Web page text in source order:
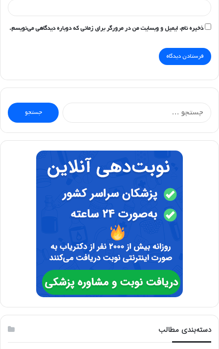
ذخیره نام، ایمیل و وبسایت من در مرورگر برای زمانی که دوباره دیدگاهی می‌نویسم.
جستجو
برای:
دسته‌بندی مطالب